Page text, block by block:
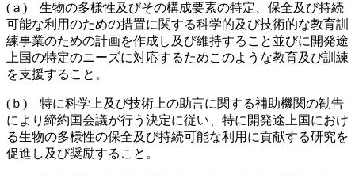
(ａ) 生物の多様性及びその構成要素の特定、保全及び持続
可能な利用のための措置に関する科学的及び技術的な教育訓
練事業のための計画を作成し及び維持すること並びに開発途
上国の特定のニーズに対応するためこのような教育及び訓練
を支援すること。
(ｂ) 特に科学上及び技術上の助言に関する補助機関の勧告
により締約国会議が行う決定に従い、特に開発途上国におけ
る生物の多様性の保全及び持続可能な利用に貢献する研究を
促進し及び奨励すること。